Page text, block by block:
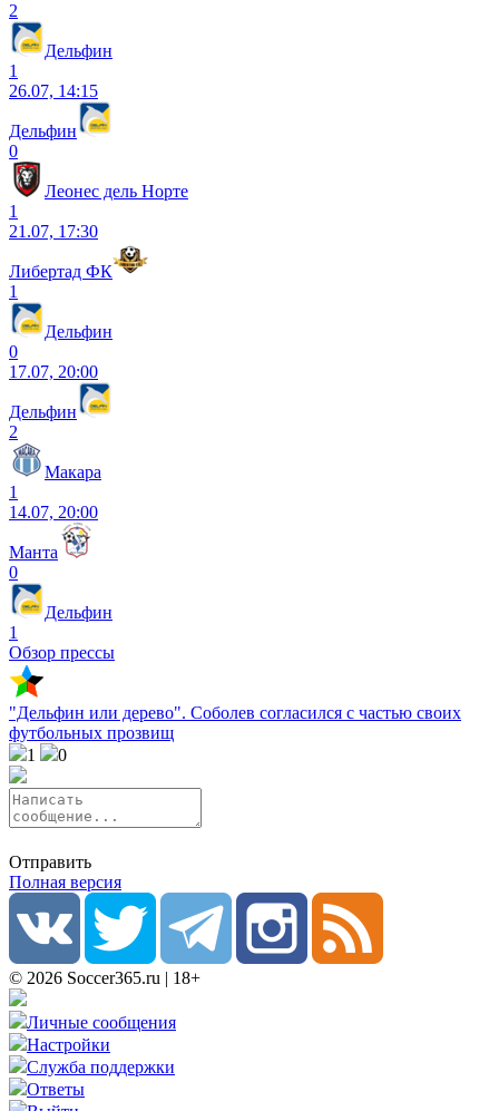
2
Дельфин
1
26.07, 14:15
Дельфин
0
Леонес дель Норте
1
21.07, 17:30
Либертад ФК
1
Дельфин
0
17.07, 20:00
Дельфин
2
Макара
1
14.07, 20:00
Манта
0
Дельфин
1
Обзор прессы
"Дельфин или дерево". Соболев согласился с частью своих
футбольных прозвищ
1
0
Отправить
Полная версия
© 2026 Soccer365.ru | 18+
Личные сообщения
Настройки
Служба поддержки
Ответы